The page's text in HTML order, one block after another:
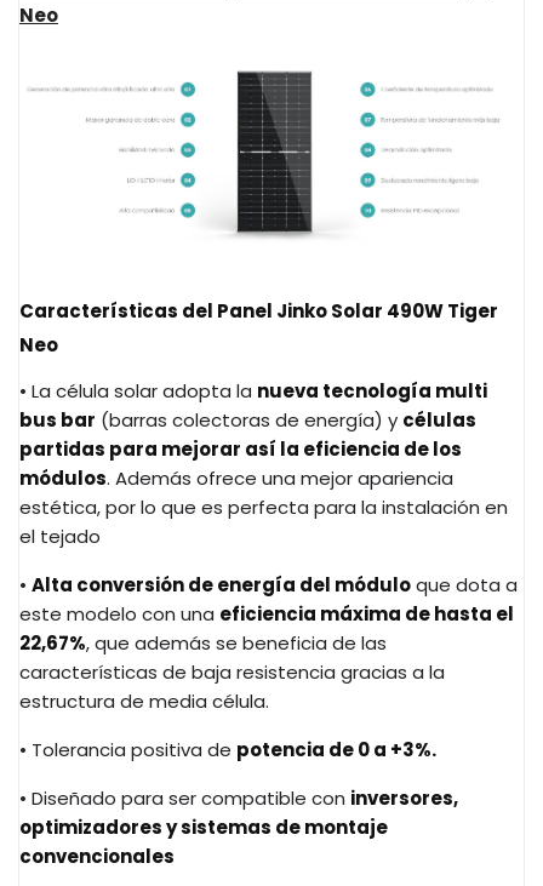
Neo
Características del Panel Jinko Solar 490W Tiger
Neo
• La célula solar adopta la nueva tecnología multi
bus bar (barras colectoras de energía) y células
partidas para mejorar así la eficiencia de los
módulos. Además ofrece una mejor apariencia
estética, por lo que es perfecta para la instalación en
el tejado
• Alta conversión de energía del móduloque dota a
este modelo con una eficiencia máxima de hasta el
22,67%, que además se beneficia de las
características de baja resistencia gracias a la
estructura de media célula.
• Tolerancia positiva de potencia de 0 a +3%.
• Diseñado para ser compatible con inversores,
optimizadores y sistemas de montaje
convencionales